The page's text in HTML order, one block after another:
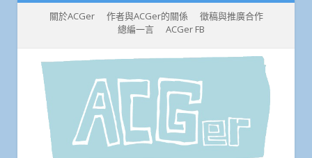
關於ACGer 作者與ACGer的關係
徵稿與推廣合作
總編一言
ACGer FB